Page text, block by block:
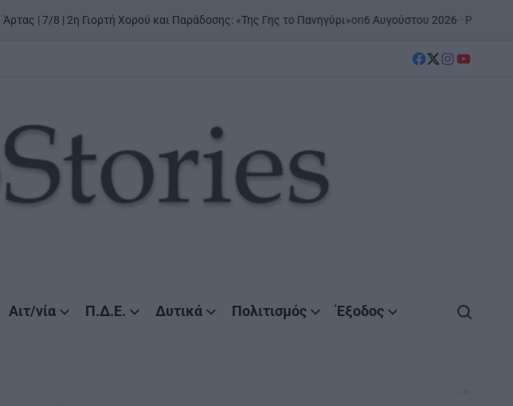
Γιορτή Χορού και Παράδοσης: «Της Γης το Πανηγύρι»on 6 Αυγούστου 2026 Posted by
facebook
Twitter
instagram
YouTube
Αιτ/νία Π.Δ.Ε. Δυτικά Πολιτισμός Έξοδος